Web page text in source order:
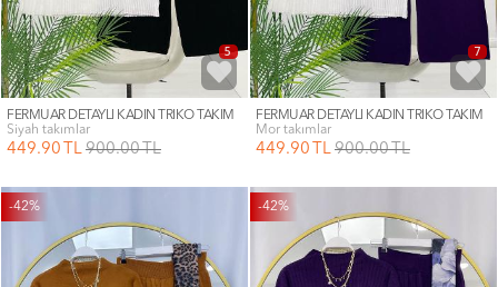
5
FERMUAR DETAYLI KADIN TRİKO TAKIM
siyah takımlar
449.90 TL 900.00TL
7
FERMUAR DETAYLI KADIN TRİKO TAKIM
mor takımlar
449.90 TL 900.00TL
-42% -42%